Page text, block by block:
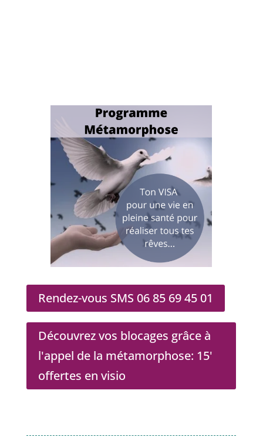
Rendez-vous SMS 06 85 69 45 01
Découvrez vos blocages grâce à
l'appel de la métamorphose: 15'
offertes en visio